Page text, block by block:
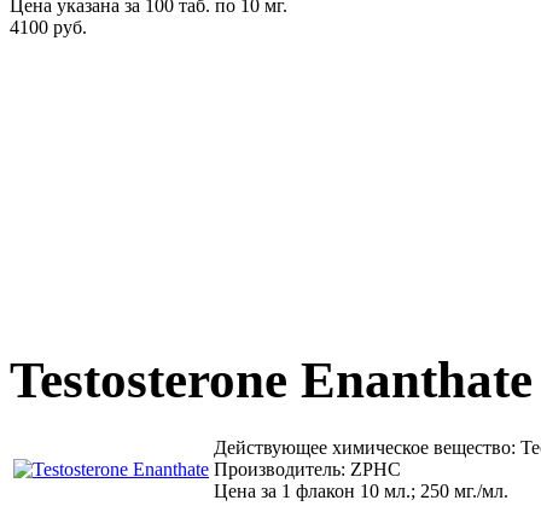
Цена указана за 100 таб. по 10 мг.
4100 руб.
Testosterone Enanthate
Действующее химическое вещество:
Производитель: ZPHC
Цена за 1 флакон 10 мл.; 250 мг./мл.